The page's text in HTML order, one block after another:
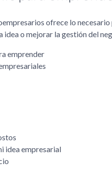
ofrece lo
o mejorar la gestión del
emprender
idea empresarial